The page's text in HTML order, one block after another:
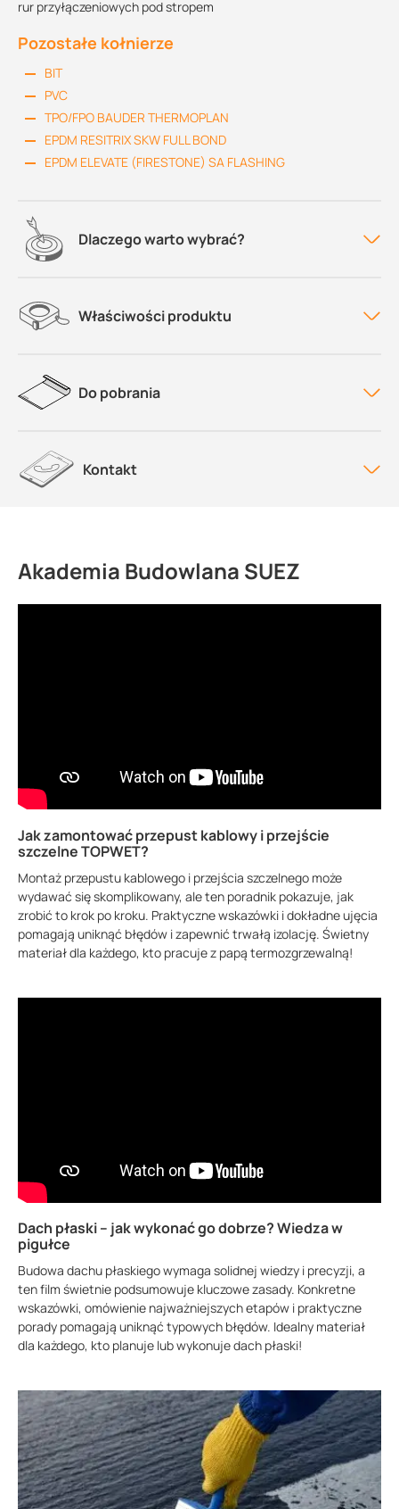
rur przyłączeniowych pod stropem
Pozostałe kołnierze
BIT
PVC
TPO/FPO BAUDER THERMOPLAN
EPDM RESITRIX SKW FULL BOND
EPDM ELEVATE (FIRESTONE) SA FLASHING
Dlaczego warto wybrać?
Właściwości produktu
Do pobrania
Kontakt
Akademia Budowlana SUEZ
Jak zamontować przepust kablowy i przejście
szczelne TOPWET?
Montaż przepustu kablowego i przejścia szczelnego może
wydawać się skomplikowany, ale ten poradnik pokazuje, jak
zrobić to krok po kroku. Praktyczne wskazówki i dokładne ujęcia
pomagają uniknąć błędów i zapewnić trwałą izolację. Świetny
materiał dla każdego, kto pracuje z papą termozgrzewalną!
Dach płaski – jak wykonać go dobrze? Wiedza w
pigułce
Budowa dachu płaskiego wymaga solidnej wiedzy i precyzji, a
ten film świetnie podsumowuje kluczowe zasady. Konkretne
wskazówki, omówienie najważniejszych etapów i praktyczne
porady pomagają uniknąć typowych błędów. Idealny materiał
dla każdego, kto planuje lub wykonuje dach płaski!